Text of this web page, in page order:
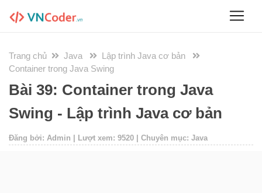
Trang chủ Java
Lập trình Java cơ bản
Container trong Java Swing
Bài 39: Container trong Java
Swing - Lập trình Java cơ bản
Đăng bởi: Admin | Lượt xem: 9520 | Chuyên mục: Java